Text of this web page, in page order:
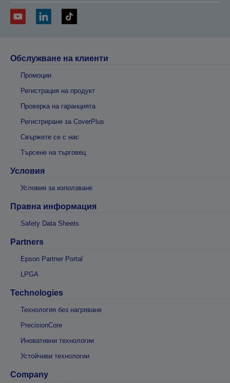
Обслужване на клиенти
Промоции
Регистрация на продукт
Проверка на гаранцията
Регистриране за CoverPlus
Свържете се с нас
Търсене на търговец
Условия
Условия за използване
Правна информация
Safety Data Sheets
Partners
Epson Partner Portal
LPGA
Technologies
Технология без нагряване
PrecisionCore
Иновативни технологии
Устойчиви технологии
Company